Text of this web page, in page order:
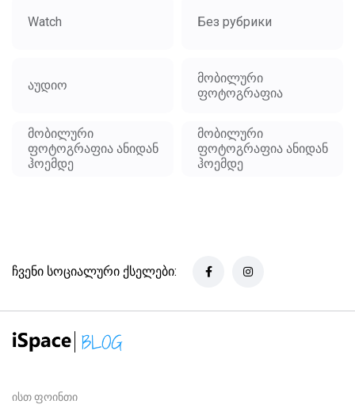
Watch Без рубрики
აუდიო
მობილური
ფოტოგრაფია
მობილური
ფოტოგრაფია ანიდან
ჰოემდე
მობილური
ფოტოგრაფია ანიდან
ჰოემდე
ჩვენი სოციალური ქსელები:
ისთ ფოინთი